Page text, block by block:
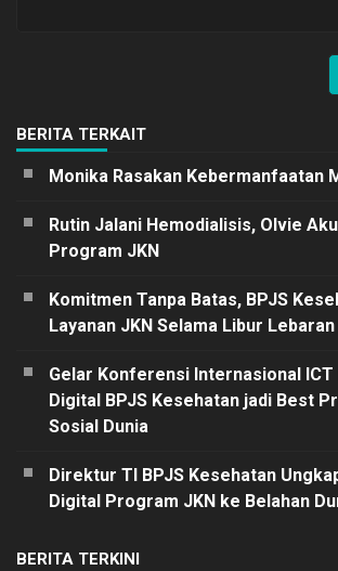
BERITA TERKAIT
Monika Rasakan Kebermanfaatan
Rutin Jalani Hemodialisis, Olvie
Program JKN
Komitmen Tanpa Batas, BPJS
Layanan JKN Selama Libur Lebaran
Gelar Konferensi Internasional
Digital BPJS Kesehatan jadi Best
Sosial Dunia
Direktur TI BPJS Kesehatan
Digital Program JKN ke Belahan
BERITA TERKINI